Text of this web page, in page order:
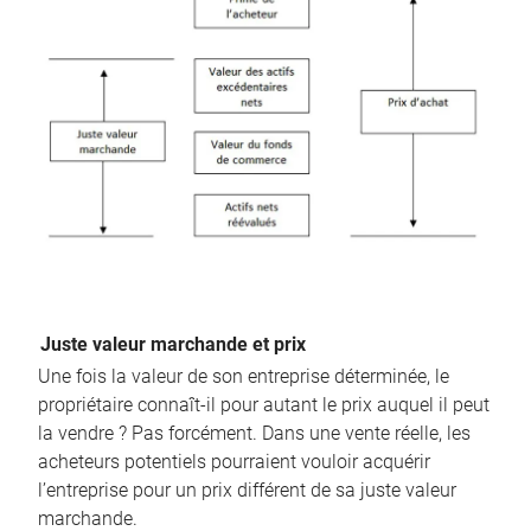
Juste valeur marchande et prix
Une fois la valeur de son entreprise déterminée, le
propriétaire connaît-il pour autant le prix auquel il peut
la vendre ? Pas forcément. Dans une vente réelle, les
acheteurs potentiels pourraient vouloir acquérir
l’entreprise pour un prix différent de sa juste valeur
marchande.